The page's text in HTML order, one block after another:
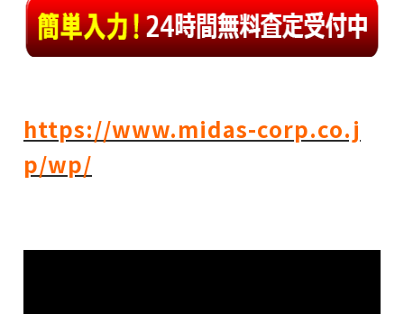
https://www.midas-corp.co.j
p/wp/